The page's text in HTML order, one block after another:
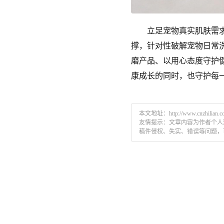
立足宠物真实肌肤需求
撑，针对性破解宠物日常
磨产品、以用心态度守护
康成长的同时，也守护每
本文地址： http://
友情提示：文章内容为作者个
稿件侵权、失实、错误等问题